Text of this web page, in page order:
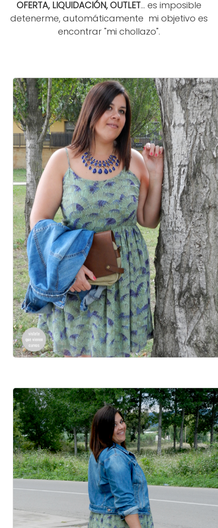
OFERTA, LIQUIDACIÓN, OUTLET... es imposible
detenerme, automáticamente mi objetivo es
encontrar "mi chollazo".